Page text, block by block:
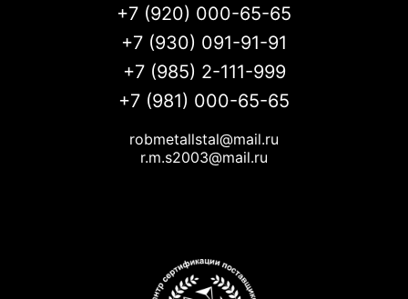
+7 (920) 000-65-65
+7 (930) 091-91-91
+7 (985) 2-111-999
+7 (981) 000-65-65
robmetallstal@mail.ru
r.m.s2003@mail.ru